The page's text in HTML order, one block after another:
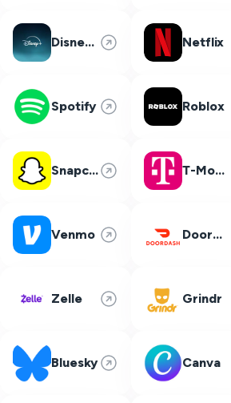
Disney Plus Netflix
Spotify Roblox
Snapchat T-Mobile
Venmo DoorDash
Zelle Grindr
Bluesky Canva